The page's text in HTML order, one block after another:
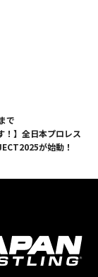
で
！】全日本プロレス
が始動！